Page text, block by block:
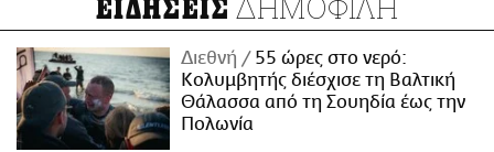
ΕΙΔΗΣΕΙΣ
Διεθνή
55 ώρες στο νερό:
Κολυμβητής διέσχισε τη Βαλτική
Θάλασσα από τη Σουηδία έως την
Πολωνία